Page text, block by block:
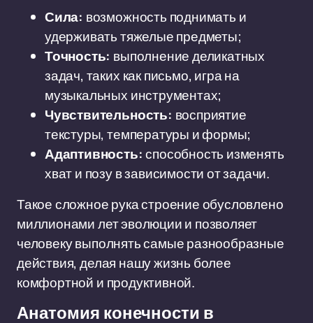
Сила: возможность поднимать и
удерживать тяжелые предметы;
Точность: выполнение деликатных
задач, таких как письмо, игра на
музыкальных инструментах;
Чувствительность: восприятие
текстуры, температуры и формы;
Адаптивность:способность изменять
хват и позу в зависимости от задачи.
Такое сложное рука строение обусловлено
миллионами лет эволюции и позволяет
человеку выполнять самые разнообразные
действия, делая нашу жизнь более
комфортной и продуктивной.
Анатомия конечности в